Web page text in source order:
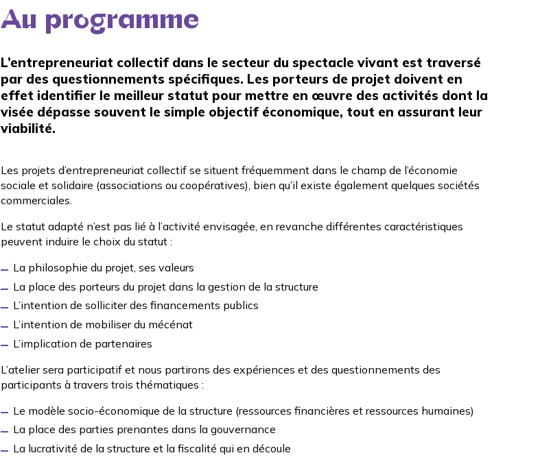
Au programme
L’entrepreneuriat collectif dans le secteur du spectacle vivant est traversé
par des questionnements spécifiques. Les porteurs de projet doivent en
effet identifier le meilleur statut pour mettre en œuvre des activités dont la
visée dépasse souvent le simple objectif économique, tout en assurant leur
viabilité.
Les projets d’entrepreneuriat collectif se situent fréquemment dans le champ de l’économie
sociale et solidaire (associations ou coopératives), bien qu’il existe également quelques sociétés
commerciales.
Le statut adapté n’est pas lié à l’activité envisagée, en revanche différentes caractéristiques
peuvent induire le choix du statut :
La philosophie du projet, ses valeurs
La place des porteurs du projet dans la gestion de la structure
L’intention de solliciter des financements publics
L’intention de mobiliser du mécénat
L’implication de partenaires
L’atelier sera participatif et nous partirons des expériences et des questionnements des
participants à travers trois thématiques :
Le modèle socio-économique de la structure (ressources financières et ressources humaines)
La place des parties prenantes dans la gouvernance
La lucrativité de la structure et la fiscalité qui en découle